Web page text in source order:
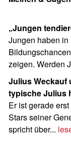
„Jungen
Jungen haben
zeigen. Werden
Julius Weckauf und Schule: „Dann stellt sich der
typische Julius
Er ist gerade
Stars seiner
spricht über...